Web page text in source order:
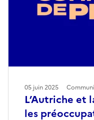
L’Autriche et
les
05 juin 2025